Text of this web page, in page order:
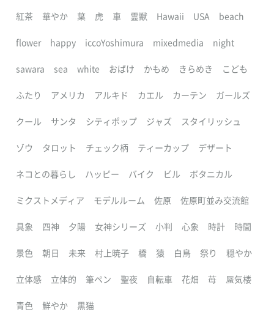
紅茶 華やか 葉 虎 車 霊獣 Hawaii USA beach
flower happy iccoYoshimura mixedmedia night
sawara sea white おばけ かもめ きらめき こども
ふたり アメリカ アルキド カエル カーテン ガールズ
クール サンタ シティポップ ジャズ スタイリッシュ
ゾウ タロット チェック柄 ティーカップ デザート
ネコとの暮らし ハッピー バイク ビル ボタニカル
ミクストメディア モデルルーム 佐原 佐原町並み交流館
具象 四神 夕陽 女神シリーズ 小判 心象 時計 時間
景色 朝日 未来 村上暁子 橋 猿 白鳥 祭り 穏やか
立体感 立体的 筆ペン 聖夜 自転車 花畑 苺 蜃気楼
青色 鮮やか 黒猫